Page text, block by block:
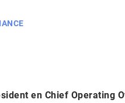
en Chief Operating